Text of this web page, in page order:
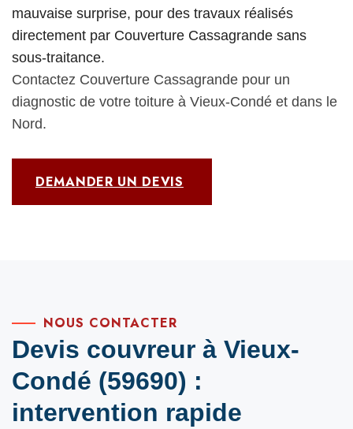
mauvaise surprise, pour des travaux réalisés
directement par Couverture Cassagrande sans
sous-traitance.
Contactez Couverture Cassagrande pour un
diagnostic de votre toiture à Vieux-Condé et dans le
Nord.
DEMANDER UN DEVIS
NOUS CONTACTER
Devis couvreur à Vieux-
Condé (59690) :
intervention rapide